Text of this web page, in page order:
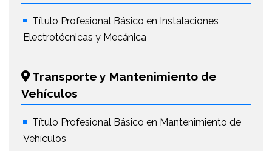
Título Profesional Básico en Instalaciones
Electrotécnicas y Mecánica
Transporte y Mantenimiento de
Vehículos
Título Profesional Básico en Mantenimiento de
Vehículos